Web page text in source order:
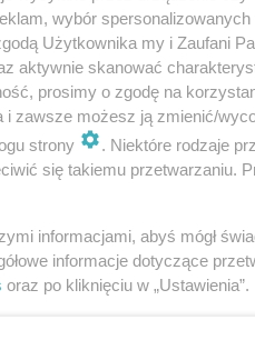
skoczyć. 42-latek miał
w tył hyundaia. Kobieta
milionów złotych
złotych na kulturę.
wybór
Użytkownika my i Zaufani
aktywnie skanować
prosimy o zgodę na
i zawsze możesz ją zmienić/
strony
. Niektóre rodzaje
się takiemu przetwarzaniu.
informacjami, abyś mógł
informacje dotyczące
oraz po kliknięciu w „Ustawienia”.